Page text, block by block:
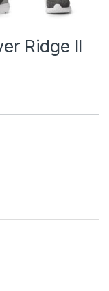
Ridge II
Donna